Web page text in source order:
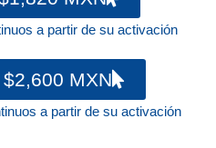
a partir de su activación
MXN
a partir de su activación